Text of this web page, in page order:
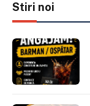
Stiri noi